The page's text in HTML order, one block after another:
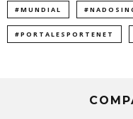
#MUNDIAL
#PORTALESPORTENET